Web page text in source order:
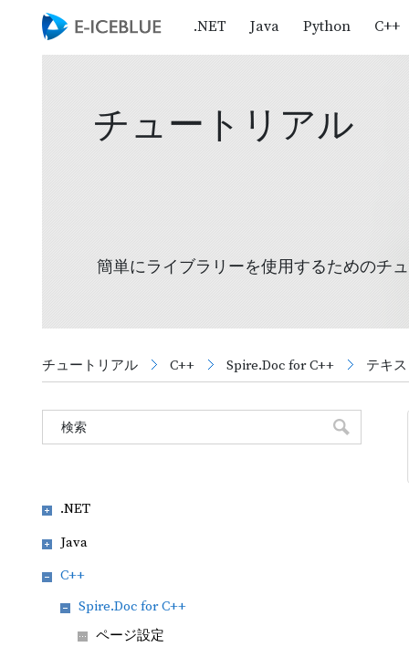
.NET Java Python C++
チュートリアル
簡単にライブラリーを使用するためのチ
チュートリアル C++ Spire.Doc for C++ テキ
.NET
Java
C++
Spire.Doc for C++
ページ設定